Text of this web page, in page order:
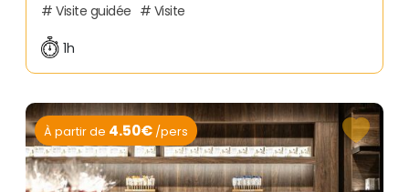
Visite guidée
Visite
1h
À partir de 4.50€ /pers